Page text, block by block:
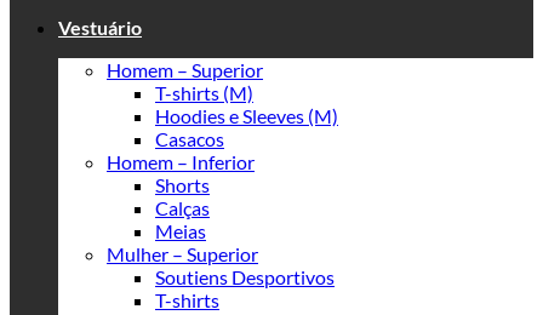
Vestuário
Homem – Superior
T-shirts (M)
Hoodies e Sleeves (M)
Casacos
Homem – Inferior
Shorts
Calças
Meias
Mulher – Superior
Soutiens Desportivos
T-shirts